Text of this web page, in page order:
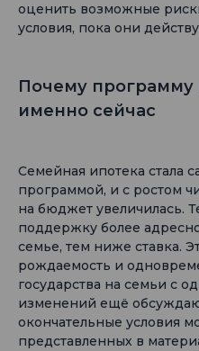
оценить возможные
условия, пока они
Почему
именно сейчас
Семейная ипотека стала
программой, и с ростом
на бюджет увеличилась.
поддержку более
семье, тем ниже ставка.
рождаемость и
государства на семьи с
изменений ещё
окончательные условия
представленных в